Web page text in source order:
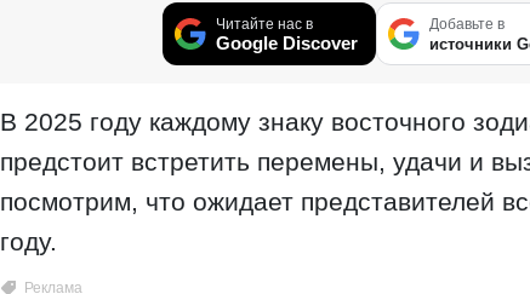
Читайте нас в
Google Discover
Добавьте в
источники
В 2025 году каждому знаку восточного
предстоит встретить перемены, удачи и
посмотрим, что ожидает представителей
году.